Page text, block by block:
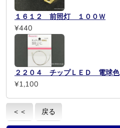
１６１２ 前照灯 １００Ｗ
¥440
２２０４ チップＬＥＤ 電球色
¥1,100
＜＜ 戻る